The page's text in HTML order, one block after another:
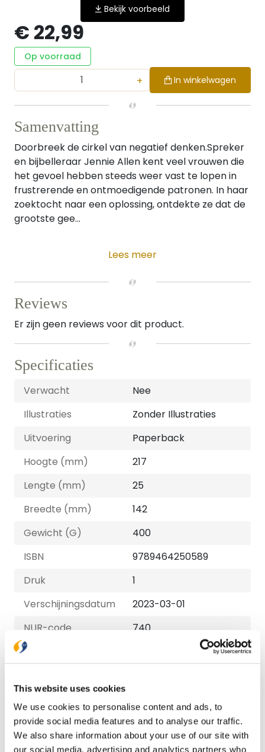
This website uses cookies
We use cookies to personalise content and ads, to
provide social media features and to analyse our traffic.
We also share information about your use of our site with
our social media, advertising and analytics partners who
Bekijk voorbeeld
€ 22,99
Op voorraad
+ In winkelwagen
Samenvatting
Doorbreek de cirkel van negatief denken.Spreker
en bijbelleraar Jennie Allen kent veel vrouwen die
het gevoel hebben steeds weer vast te lopen in
frustrerende en ontmoedigende patronen. In haar
zoektocht naar een oplossing, ontdekte ze dat de
grootste gee...
Lees meer
Reviews
Er zijn geen reviews voor dit product.
Specificaties
Verwacht
Nee
Illustraties
Zonder Illustraties
Uitvoering
Paperback
Hoogte (mm)
217
Lengte (mm)
25
Breedte (mm)
142
Gewicht (G)
400
ISBN
9789464250589
Druk
1
Verschijningsdatum
2023-03-01
NUR-code
740
Auteur
Uitvoeringen